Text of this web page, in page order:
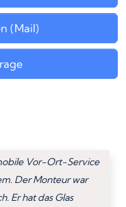
(Mail)
Vor-Ort-Service
Der Monteur war
Er hat das Glas